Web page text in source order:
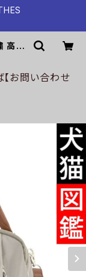
高密
チワ
コー
ゼ ク
お問い合わせ